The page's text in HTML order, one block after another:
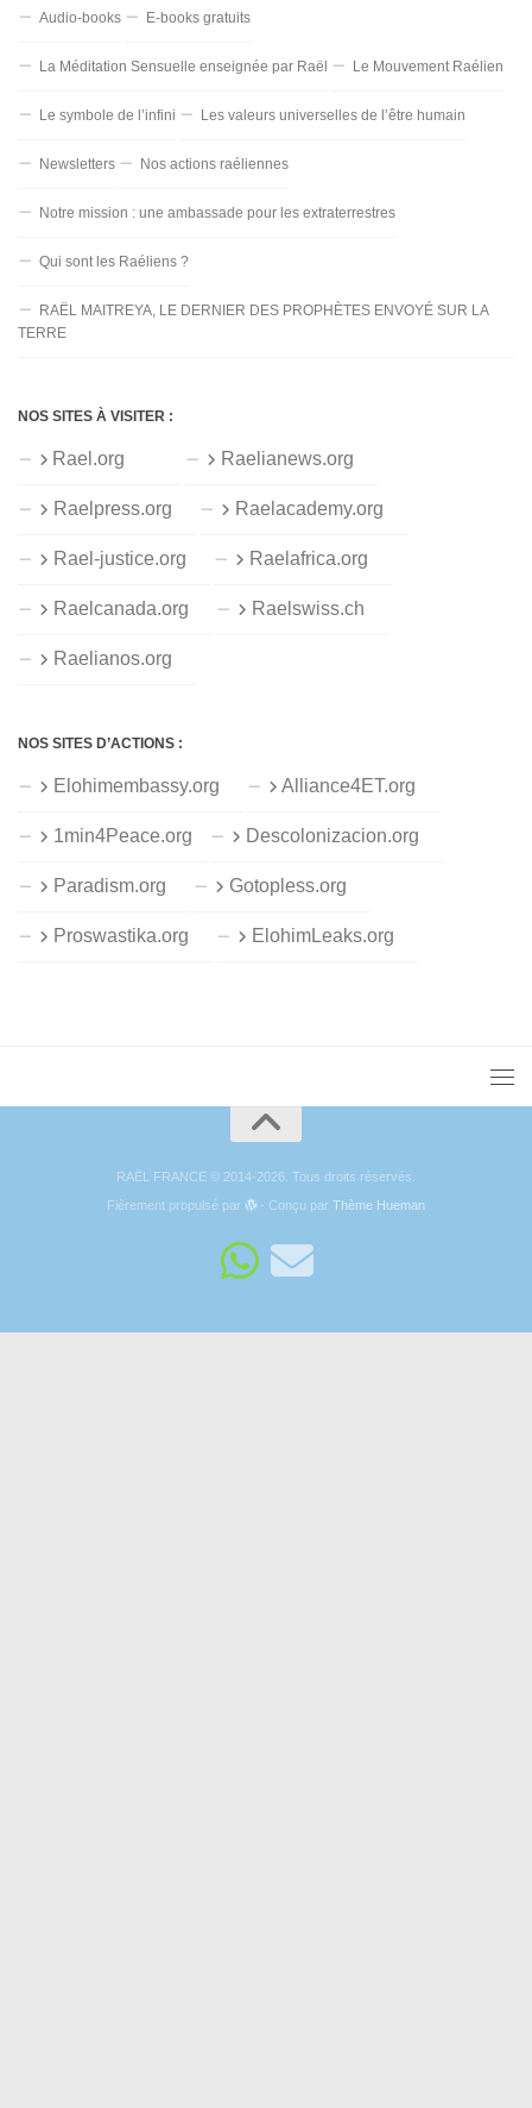
Audio-books E-books gratuits
La Méditation Sensuelle enseignée par Raël Le Mouvement Raélien
Le symbole de l’infini Les valeurs universelles de l’être humain
Newsletters Nos actions raéliennes
Notre mission : une ambassade pour les extraterrestres
Qui sont les Raéliens ?
RAËL MAITREYA, LE DERNIER DES PROPHÈTES ENVOYÉ SUR LA
TERRE
NOS SITES À VISITER :
Rael.org Raelianews.org
Raelpress.org Raelacademy.org
Rael-justice.org Raelafrica.org
Raelcanada.org Raelswiss.ch
Raelianos.org
NOS SITES D’ACTIONS :
Elohimembassy.org Alliance4ET.org
1min4Peace.org Descolonizacion.org
Paradism.org Gotopless.org
Proswastika.org ElohimLeaks.org
RAËL FRANCE © 2014-2026. Tous droits réservés.
Fièrement propulsé par
- Conçu parThème Hueman